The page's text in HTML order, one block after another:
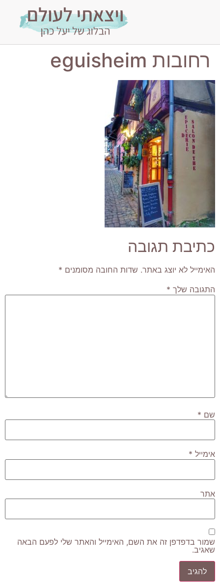
רחובות eguisheim
כתיבת תגובה
האימייל לא יוצג באתר. שדות החובה מסומנים *
התגובה שלך *
שם *
אימייל *
אתר
שמור בדפדפן זה את השם, האימייל והאתר שלי לפעם הבאה
שאגיב.